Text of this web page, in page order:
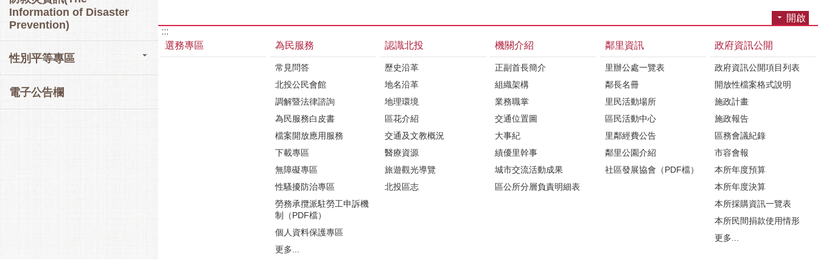
Information of Disaster
Prevention)
性別平等專區
電子公告欄
開啟
:::
選務專區
為民服務
常見問答
北投公民會館
調解暨法律諮詢
為民服務白皮書
檔案開放應用服務
下載專區
無障礙專區
性騷擾防治專區
勞務承攬派駐勞工申訴機
制（PDF檔）
個人資料保護專區
更多...
認識北投
歷史沿革
地名沿革
地理環境
區花介紹
交通及文教概況
醫療資源
旅遊觀光導覽
北投區志
機關介紹
正副首長簡介
組織架構
業務職掌
交通位置圖
大事紀
績優里幹事
城市交流活動成果
區公所分層負責明細表
鄰里資訊
里辦公處一覽表
鄰長名冊
里民活動場所
區民活動中心
里鄰經費公告
鄰里公園介紹
社區發展協會（PDF檔）
政府資訊公開
政府資訊公開項目列表
開放性檔案格式說明
施政計畫
施政報告
區務會議紀錄
市容會報
本所年度預算
本所年度決算
本所採購資訊一覽表
本所民間捐款使用情形
更多...